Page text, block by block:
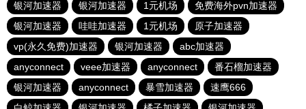
银河加速器
银河加速器 1元机场
免费海外pvn加速器
银河加速器
哇哇加速器 1元机场
原子加速器
vp(永久免费)加速器
银河加速器
abc加速器
anyconnect
veee加速器 anyconnect
番石榴加速器
银河加速器
anyconnect 暴雪加速器
速鹰666